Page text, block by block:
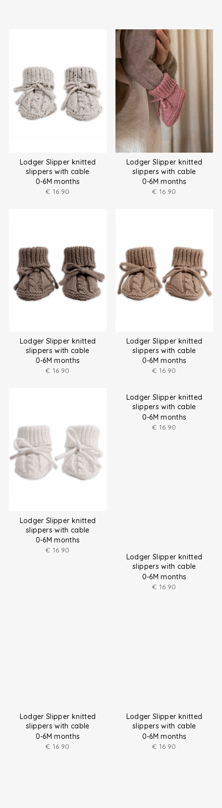
Lodger Slipper knitted
slippers with cable
0-6M months
€ 16.90
Lodger Slipper knitted
slippers with cable
0-6M months
€ 16.90
Lodger Slipper knitted
slippers with cable
0-6M months
€ 16.90
Lodger Slipper knitted
slippers with cable
0-6M months
€ 16.90
Lodger Slipper knitted
slippers with cable
0-6M months
€ 16.90
Lodger Slipper knitted
slippers with cable
0-6M months
€ 16.90
Lodger Slipper knitted
slippers with cable
0-6M months
€ 16.90
Lodger Slipper knitted
slippers with cable
0-6M months
€ 16.90
Lodger Slipper knitted
slippers with cable
0-6M months
€ 16.90